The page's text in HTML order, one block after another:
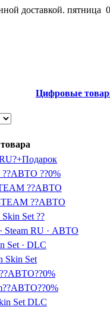
доставкой. пятница
Цифровые
??АВТО ??0%
??АВТО
??АВТО
Set ??
Steam RU · АВТО
Set · DLC
Skin Set
??АВТО??0%
Set DLC